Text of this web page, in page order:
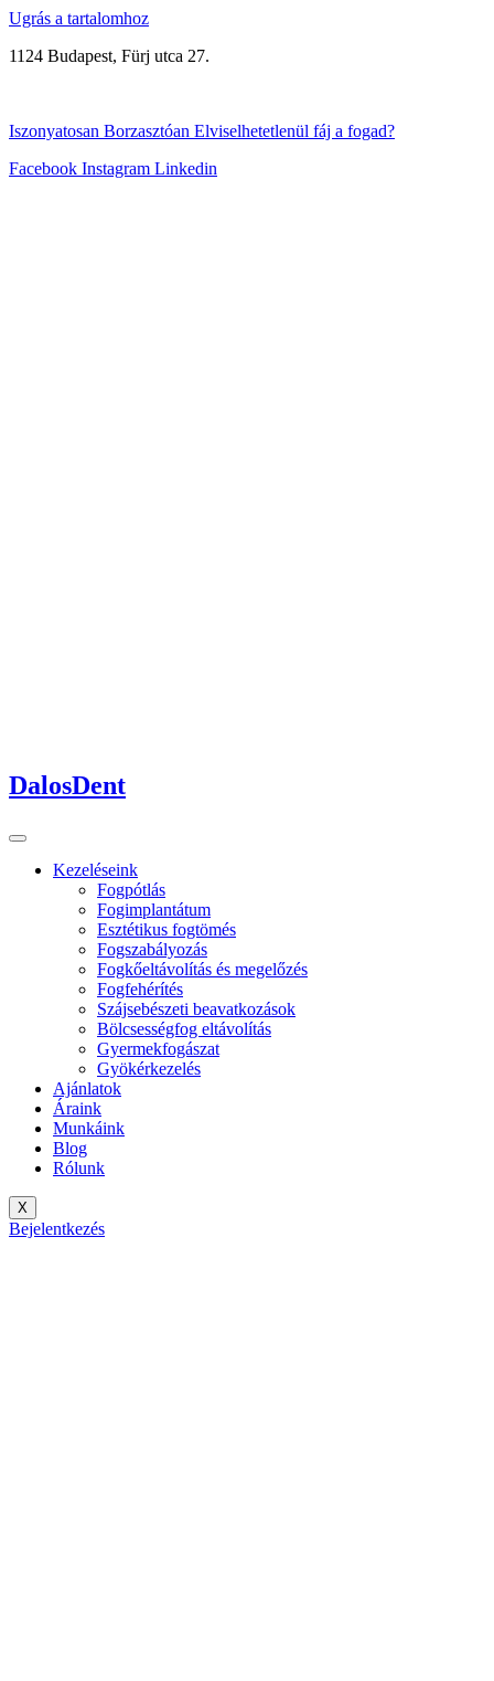
Ugrás a tartalomhoz
1124 Budapest, Fürj utca 27.
Iszonyatosan Borzasztóan Elviselhetetlenül fáj a fogad?
Facebook Instagram Linkedin
DalosDent
Kezeléseink
Fogpótlás
Fogimplantátum
Esztétikus fogtömés
Fogszabályozás
Fogkőeltávolítás és megelőzés
Fogfehérítés
Szájsebészeti beavatkozások
Bölcsességfog eltávolítás
Gyermekfogászat
Gyökérkezelés
Ajánlatok
Áraink
Munkáink
Blog
Rólunk
X
Bejelentkezés